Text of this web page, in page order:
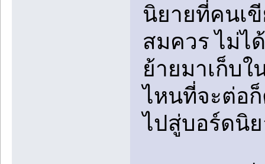
นิยายที่คนเ
สมควร ไม่ไ
ย้ายมาเก็บใ
ไหนที่จะต่อ
ไปสู่บอร์ดนิ